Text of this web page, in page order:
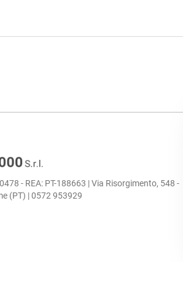
- REA: PT-188663 | Via Risorgimento, 548 -
(PT) | 0572 953929